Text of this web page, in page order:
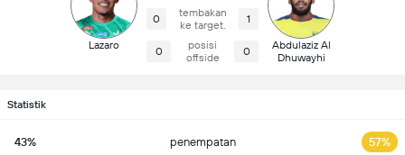
Lazaro
0
tembakan
ke target.
1
0
posisi
offside
0
Abdulaziz Al
Dhuwayhi
Statistik
43% penempatan 57%